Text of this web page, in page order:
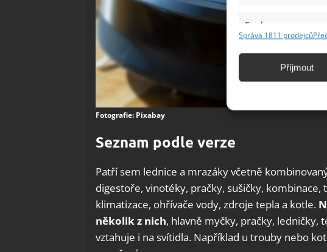
Funkce
Identifikace zařízení na
základě aktivně
Správa 1811 prodejců
Příjmout
Fotografie: Pixabay
Seznam podle verze
Patří sem lednice a mrazáky včetně
digestoře, vinotéky, pračky, sušičky, kombinace,
klimatizace, ohřívače vody, zdroje tepla a kotle.
několik z nich, hlavně myčky, pračky, ledničky,
vztahuje i na svítidla. Například u trouby nebo